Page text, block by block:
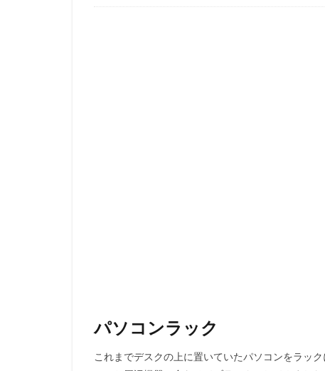
パソコンラック
これまでデスクの上に置いていたパソコンをラッ